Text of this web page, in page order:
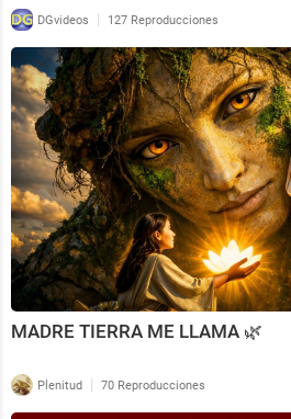
DGvideos | 127 Reproducciones
MADRE TIERRA ME LLAMA 🌿
Plenitud | 70 Reproducciones